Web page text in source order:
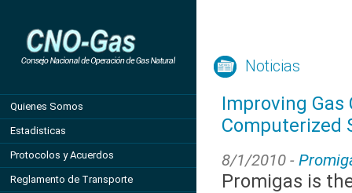
Quienes Somos
Estadisticas
Protocolos y Acuerdos
Reglamento de Transporte
Noticias
Improving
Computerized
8/1/2010 -
Promigas is